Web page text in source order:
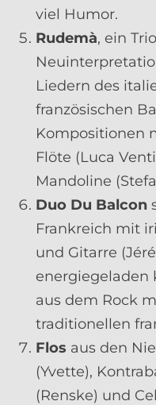
viel Humor.
Rudemà, ein
Liedern des
französischen
Kompositionen
Flöte (Luca
Mandoline
Duo Du Balcon
Frankreich mit
und Gitarre
energiegeladen
aus dem Rock
traditionellen
Flos aus den
(Yvette),
(Renske) und